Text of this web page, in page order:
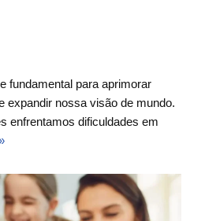
fundamental para aprimorar
expandir nossa visão de mundo.
enfrentamos dificuldades em